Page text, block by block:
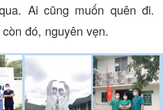
Ai cũng muốn quên đi.
đó, nguyên vẹn.